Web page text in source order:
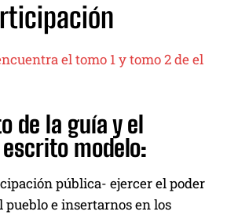
el tomo 1 y tomo 2 de el
de la guía y el
modelo:
pública- ejercer el poder
pueblo e insertarnos en los